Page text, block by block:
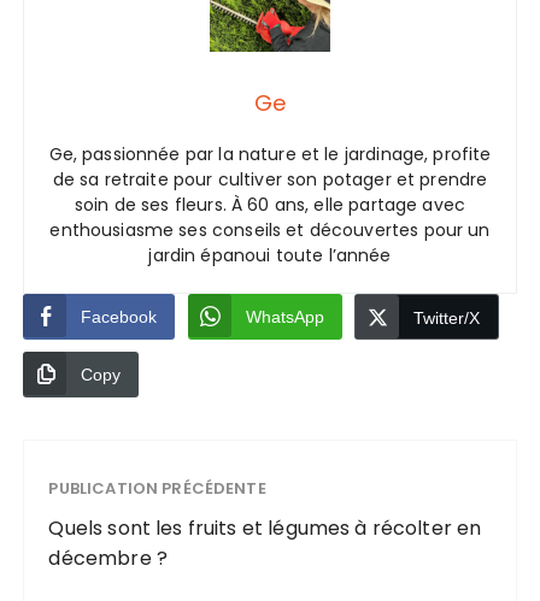
Ge
Ge, passionnée par la nature et le jardinage, profite
de sa retraite pour cultiver son potager et prendre
soin de ses fleurs. À 60 ans, elle partage avec
enthousiasme ses conseils et découvertes pour un
jardin épanoui toute l’année
Facebook WhatsApp Twitter/X
Copy
PUBLICATION PRÉCÉDENTE
Quels sont les fruits et légumes à récolter en
décembre ?